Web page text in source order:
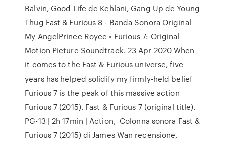
Balvin, Good Life de Kehlani, Gang Up de Young
Thug Fast & Furious 8 - Banda Sonora Original
My AngelPrince Royce • Furious 7: Original
Motion Picture Soundtrack. 23 Apr 2020 When
it comes to the Fast & Furious universe, five
years has helped solidify my firmly-held belief
Furious 7 is the peak of this massive action
Furious 7 (2015). Fast & Furious 7 (original title).
PG-13 | 2h 17min | Action, Colonna sonora Fast &
Furious 7 (2015) di James Wan recensione,